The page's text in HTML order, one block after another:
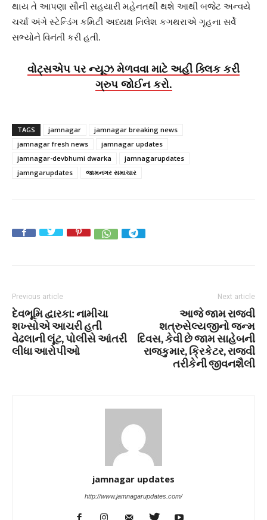
થાય તે આપણા સૌની સહયારી મહેનતથી થશે આથી બજેટ અન્વયે
ચર્ચા અંગે સ્ટેન્ડિંગ કમિટી અધ્યક્ષ નિલેશ કગથરાએ ગૃહના સર્વે
સભ્યોને વિનંતી કરી હતી.
વોટ્સએપ પર ન્યૂઝ મેળવવા માટે અહીં ક્લિક કરી
ગ્રુપ જોઈન કરો.
TAGS jamnagar
jamnagar breaking news
jamnagar fresh news
jamnagar updates
jamnagar-devbhumi dwarka
jamnagarupdates
jamngarupdates
જામનગર સમાચાર
Previous article
દેવભૂમિ દ્વારકા: નામીચા
શખ્સોએ આચરી હતી
વેઢલાની લૂંટ, પોલીસે આંતરી
લીધા આરોપીઓ
Next article
આજે જામ રાજવી
શત્રુસેલ્યજીનો જન્મ
દિવસ, કેવી છે જામ સાહેબની
રાજકુમાર, ક્રિકેટર, રાજવી
તરીકેની જીવનશૈલી
jamnagar updates
http://www.jamnagarupdates.com/